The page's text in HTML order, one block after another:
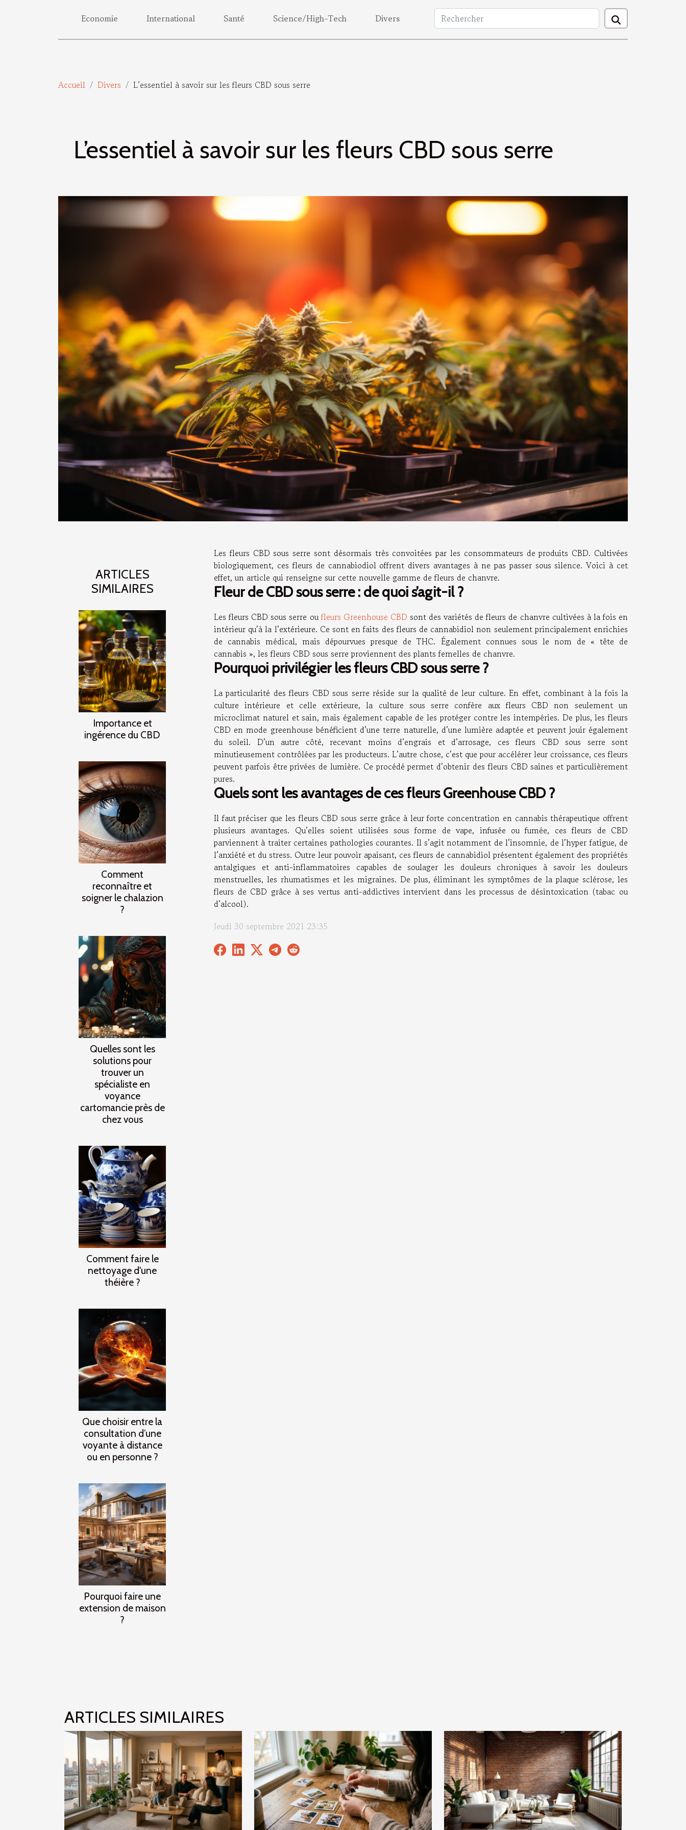
Economie International Santé Science/High-Tech Divers
Accueil Divers L’essentiel à savoir sur les fleurs CBD sous serre
L’essentiel à savoir sur les fleurs CBD sous serre
ARTICLES
SIMILAIRES
Importance et
ingérence du CBD
Comment
reconnaître et
soigner le chalazion
?
Quelles sont les
solutions pour
trouver un
spécialiste en
voyance
cartomancie près de
chez vous
Comment faire le
nettoyage d'une
théière ?
Que choisir entre la
consultation d’une
voyante à distance
ou en personne ?
Pourquoi faire une
extension de maison
?
Les fleurs CBD sous serre sont désormais très convoitées par les consommateurs de produits CBD. Cultivées
biologiquement, ces fleurs de cannabiodiol offrent divers avantages à ne pas passer sous silence. Voici à cet
effet, un article qui renseigne sur cette nouvelle gamme de fleurs de chanvre.
Fleur de CBD sous serre : de quoi s’agit-il ?
Les fleurs CBD sous serre oufleurs Greenhouse CBD sont des variétés de fleurs de chanvre cultivées à la fois en
intérieur qu’à la l’extérieure. Ce sont en faits des fleurs de cannabidiol non seulement principalement enrichies
de cannabis médical, mais dépourvues presque de THC. Également connues sous le nom de « tête de
cannabis », les fleurs CBD sous serre proviennent des plants femelles de chanvre.
Pourquoi privilégier les fleurs CBD sous serre ?
La particularité des fleurs CBD sous serre réside sur la qualité de leur culture. En effet, combinant à la fois la
culture intérieure et celle extérieure, la culture sous serre confère aux fleurs CBD non seulement un
microclimat naturel et sain, mais également capable de les protéger contre les intempéries. De plus, les fleurs
CBD en mode greenhouse bénéficient d’une terre naturelle, d’une lumière adaptée et peuvent jouir également
du soleil. D’un autre côté, recevant moins d’engrais et d’arrosage, ces fleurs CBD sous serre sont
minutieusement contrôlées par les producteurs. L’autre chose, c’est que pour accélérer leur croissance, ces fleurs
peuvent parfois être privées de lumière. Ce procédé permet d’obtenir des fleurs CBD saines et particulièrement
pures.
Quels sont les avantages de ces fleurs Greenhouse CBD ?
Il faut préciser que les fleurs CBD sous serre grâce à leur forte concentration en cannabis thérapeutique offrent
plusieurs avantages. Qu’elles soient utilisées sous forme de vape, infusée ou fumée, ces fleurs de CBD
parviennent à traiter certaines pathologies courantes. Il s’agit notamment de l’insomnie, de l’hyper fatigue, de
l’anxiété et du stress. Outre leur pouvoir apaisant, ces fleurs de cannabidiol présentent également des propriétés
antalgiques et anti-inflammatoires capables de soulager les douleurs chroniques à savoir les douleurs
menstruelles, les rhumatismes et les migraines. De plus, éliminant les symptômes de la plaque sclérose, les
fleurs de CBD grâce à ses vertus anti-addictives intervient dans les processus de désintoxication (tabac ou
d’alcool).
Jeudi 30 septembre 2021 23:35
ARTICLES SIMILAIRES